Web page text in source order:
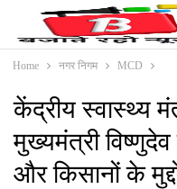
Home नगर निगम MCD
केंद्रीय स्वास्थ्य
मुख्यमंत्री
और किसानों के